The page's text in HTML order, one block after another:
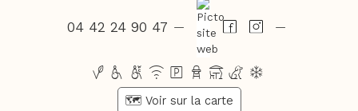
04 42 24 90 47 — —
vhwxpbtcd
🗺️ Voir sur la carte